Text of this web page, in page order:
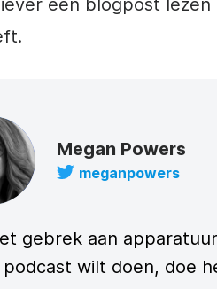
Megan Powers
meganpowers
gebrek aan
podcast wilt doen, doe